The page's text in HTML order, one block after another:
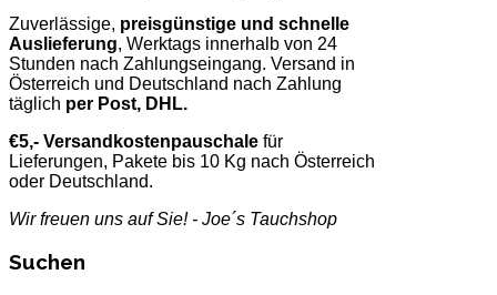
Zuverlässige, preisgünstige und schnelle
Auslieferung, Werktags innerhalb von 24
Stunden nach Zahlungseingang. Versand in
Österreich und Deutschland nach Zahlung
täglich per Post, DHL.
€5,- Versandkostenpauschale für
Lieferungen, Pakete bis 10 Kg nach Österreich
oder Deutschland.
Wir freuen uns auf Sie! - Joe´s Tauchshop
Suchen